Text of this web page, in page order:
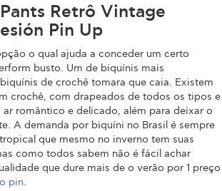
Retrô Vintage
Pin Up
o qual ajuda a conceder um certo
busto. Um de biquínis mais
de crochê tomara que caia. Existem
crochê, com drapeados de todos os tipos e
romântico e delicado, além para deixar o
A demanda por biquíni no Brasil é sempre
que mesmo no inverno tem suas
como todos sabem não é fácil achar
que dure mais de o verão por 1 preço
pin.